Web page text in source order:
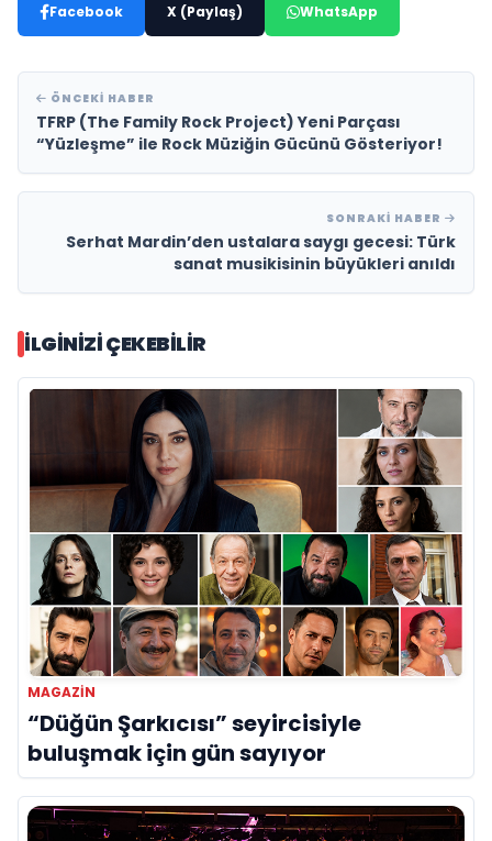
Facebook X (Paylaş) WhatsApp
ÖNCEKI HABER
TFRP (The Family Rock Project) Yeni Parçası
“Yüzleşme” ile Rock Müziğin Gücünü Gösteriyor!
SONRAKI HABER
Serhat Mardin’den ustalara saygı gecesi: Türk
sanat musikisinin büyükleri anıldı
İLGINIZI ÇEKEBILIR
MAGAZIN
“Düğün Şarkıcısı” seyircisiyle
buluşmak için gün sayıyor